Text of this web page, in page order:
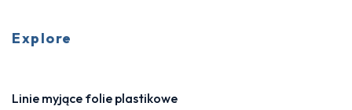
Explore
Linie myjące folie plastikowe